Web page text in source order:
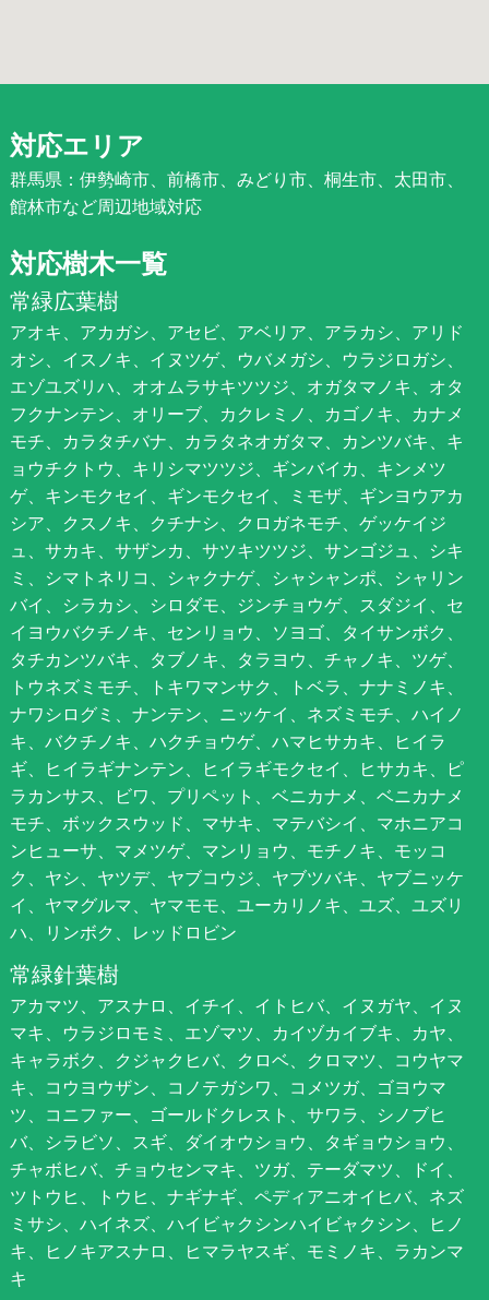
対応エリア
群馬県：伊勢崎市、前橋市、みどり市、桐生市、太田市、
館林市など周辺地域対応
対応樹木一覧
常緑広葉樹
アオキ、アカガシ、アセビ、アベリア、アラカシ、アリド
オシ、イスノキ、イヌツゲ、ウバメガシ、ウラジロガシ、
エゾユズリハ、オオムラサキツツジ、オガタマノキ、オタ
フクナンテン、オリーブ、カクレミノ、カゴノキ、カナメ
モチ、カラタチバナ、カラタネオガタマ、カンツバキ、キ
ョウチクトウ、キリシマツツジ、ギンバイカ、キンメツ
ゲ、キンモクセイ、ギンモクセイ、ミモザ、ギンヨウアカ
シア、クスノキ、クチナシ、クロガネモチ、ゲッケイジ
ュ、サカキ、サザンカ、サツキツツジ、サンゴジュ、シキ
ミ、シマトネリコ、シャクナゲ、シャシャンポ、シャリン
バイ、シラカシ、シロダモ、ジンチョウゲ、スダジイ、セ
イヨウバクチノキ、センリョウ、ソヨゴ、タイサンボク、
タチカンツバキ、タブノキ、タラヨウ、チャノキ、ツゲ、
トウネズミモチ、トキワマンサク、トベラ、ナナミノキ、
ナワシログミ、ナンテン、ニッケイ、ネズミモチ、ハイノ
キ、バクチノキ、ハクチョウゲ、ハマヒサカキ、ヒイラ
ギ、ヒイラギナンテン、ヒイラギモクセイ、ヒサカキ、ピ
ラカンサス、ビワ、プリペット、ベニカナメ、ベニカナメ
モチ、ボックスウッド、マサキ、マテバシイ、マホニアコ
ンヒューサ、マメツゲ、マンリョウ、モチノキ、モッコ
ク、ヤシ、ヤツデ、ヤブコウジ、ヤブツバキ、ヤブニッケ
イ、ヤマグルマ、ヤマモモ、ユーカリノキ、ユズ、ユズリ
ハ、リンボク、レッドロビン
常緑針葉樹
アカマツ、アスナロ、イチイ、イトヒバ、イヌガヤ、イヌ
マキ、ウラジロモミ、エゾマツ、カイヅカイブキ、カヤ、
キャラボク、クジャクヒバ、クロベ、クロマツ、コウヤマ
キ、コウヨウザン、コノテガシワ、コメツガ、ゴヨウマ
ツ、コニファー、ゴールドクレスト、サワラ、シノブヒ
バ、シラビソ、スギ、ダイオウショウ、タギョウショウ、
チャボヒバ、チョウセンマキ、ツガ、テーダマツ、ドイ、
ツトウヒ、トウヒ、ナギナギ、ペディアニオイヒバ、ネズ
ミサシ、ハイネズ、ハイビャクシンハイビャクシン、ヒノ
キ、ヒノキアスナロ、ヒマラヤスギ、モミノキ、ラカンマ
キ